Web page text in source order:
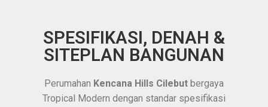
SPESIFIKASI, DENAH &
SITEPLAN BANGUNAN
Perumahan Kencana Hills Cilebut bergaya
Tropical Modern dengan standar spesifikasi